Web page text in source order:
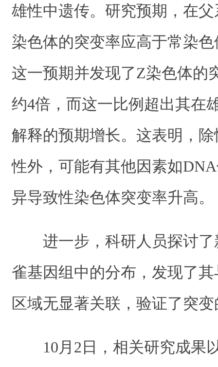
雄性中遗传。研究预期，在
染色体的突变率应高于常染
这一预期并发现了Z染色体的
约4倍，而这一比例超出其在
解释的预期增长。这表明，
性外，可能有其他因素如
异导致性染色体突变率升高。
进一步，科研人员探讨
雀基因组中的分布，发现了
区域无显著关联，验证了突
10月2日，相关研究成果